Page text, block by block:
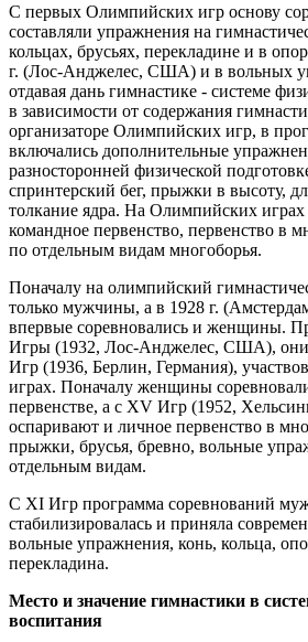
С первых Олимпийских игр основу
составляли упражнения на
кольцах, брусьях, перекладине и в
г. (Лос-Анджелес, США) и в вольных
отдавая дань гимнастике - системе
в зависимости от содержания
организаторе Олимпийских игр, в
включались дополнительные
разносторонней физической
спринтерский бег, прыжки в высоту,
толкание ядра. На Олимпийских играх
командное первенство, первенство в
по отдельным видам многоборья.
Поначалу на олимпийский
только мужчины, а в 1928 г.
впервые соревновались и женщины.
Игры (1932, Лос-Анджелес, США), они
Игр (1936, Берлин, Германия),
играх. Поначалу женщины
первенстве, а с XV Игр (1952,
оспаривают и личное первенство в
прыжки, брусья, бревно, вольные
отдельным видам.
С XI Игр программа соревнований
стабилизировалась и приняла
вольные упражнения, конь, кольца,
перекладина.
Место и значение гимнастики в
воспитания